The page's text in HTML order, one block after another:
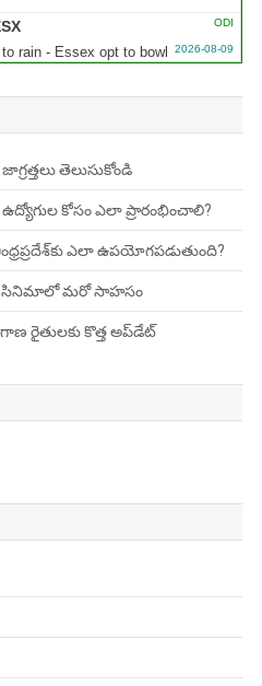
ODI
2026-08-09
rain - Essex opt to bowl
279∕10 ᚜48｡3᚛
తెలుసుకోండి
కోసం ఎలా ప్రారంభించాలి?
ఎలా ఉపయోగపడుతుంది?
సినిమాలో మరో సాహసం
రైతులకు కొత్త అప్‌డేట్